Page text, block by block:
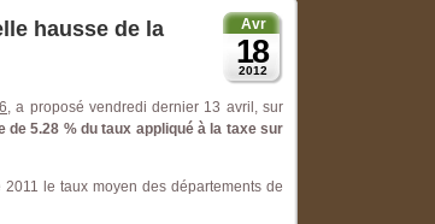
Avr
18
2012
hausse de la
, a proposé vendredi dernier 13 avril, sur
de 5.28 % du taux appliqué à la taxe sur
2011 le taux moyen des départements de